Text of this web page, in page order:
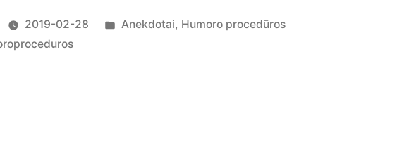
2019-02-28
Posted
Anekdotai, Humoro procedūros